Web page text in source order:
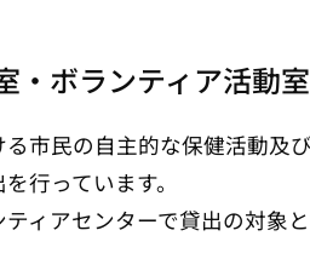
・ボランティア活動
市民の自主的な保健活動及
行っています。
ィアセンターで貸出の対象